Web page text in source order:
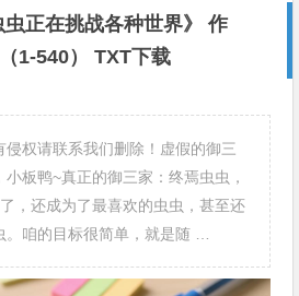
正在挑战各种世界》 作
1-540） TXT下载
侵权请联系我们删除！虚假的御三
板鸭~真正的御三家：终焉虫虫，
，还成为了最喜欢的虫虫，甚至还
。咱的目标很简单，就是随 …